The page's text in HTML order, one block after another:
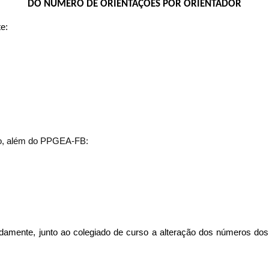
DO NÚMERO DE ORIENTAÇÕES POR ORIENTADOR
além do PPGEA-FB:
junto ao colegiado de curso a alteração dos números